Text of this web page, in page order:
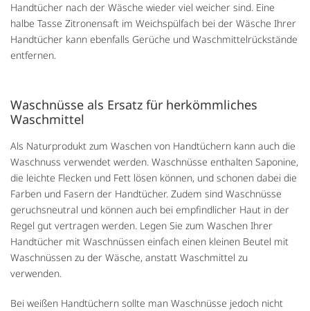
Handtücher nach der Wäsche wieder viel weicher sind. Eine
halbe Tasse Zitronensaft im Weichspülfach bei der Wäsche Ihrer
Handtücher kann ebenfalls Gerüche und Waschmittelrückstände
entfernen.
Waschnüsse als Ersatz für herkömmliches
Waschmittel
Als Naturprodukt zum Waschen von Handtüchern kann auch die
Waschnuss verwendet werden. Waschnüsse enthalten Saponine,
die leichte Flecken und Fett lösen können, und schonen dabei die
Farben und Fasern der Handtücher. Zudem sind Waschnüsse
geruchsneutral und können auch bei empfindlicher Haut in der
Regel gut vertragen werden. Legen Sie zum Waschen Ihrer
Handtücher mit Waschnüssen einfach einen kleinen Beutel mit
Waschnüssen zu der Wäsche, anstatt Waschmittel zu
verwenden.
Bei weißen Handtüchern sollte man Waschnüsse jedoch nicht